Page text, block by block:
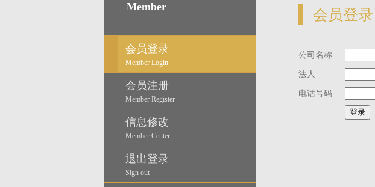
Member
会员登录
Member Login
会员注册
Member Register
信息修改
Member Center
退出登录
Sign out
会员登录
公司名称
法人
电话号码